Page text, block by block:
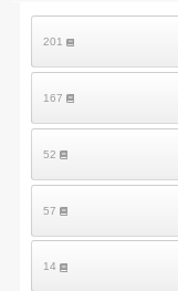
201
167
52
57
14